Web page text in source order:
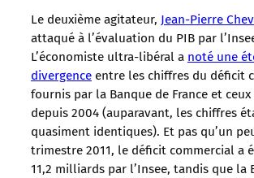
Le deuxième agitateur, Jean-Pierre
attaqué à l’évaluation du PIB par
L’économiste ultra-libéral a noté une
divergence entre les chiffres du déficit
fournis par la Banque de France et ceux
depuis 2004 (auparavant, les chiffres
quasiment identiques). Et pas qu’un
trimestre 2011, le déficit commercial a
11,2 milliards par l’Insee, tandis que la